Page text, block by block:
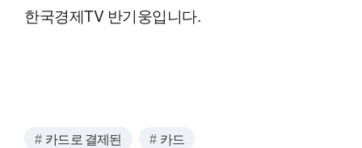
한국경제TV 반기웅입니다.
카드로 결제된 카드